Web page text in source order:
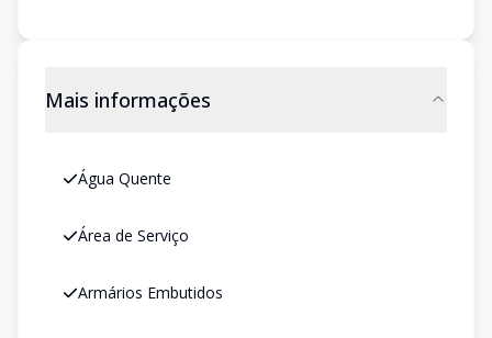
Mais informações
Água Quente
Área de Serviço
Armários Embutidos